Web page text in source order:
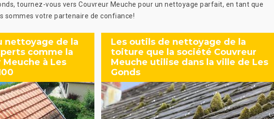
tournez-vous vers Couvreur Meuche pour un nettoyage parfait, en tant que
sommes votre partenaire de confiance!
nettoyage de la
comme la
à Les
Les outils de nettoyage de la
toiture que la société Couvreur
Meuche utilise dans la ville de Les
Gonds